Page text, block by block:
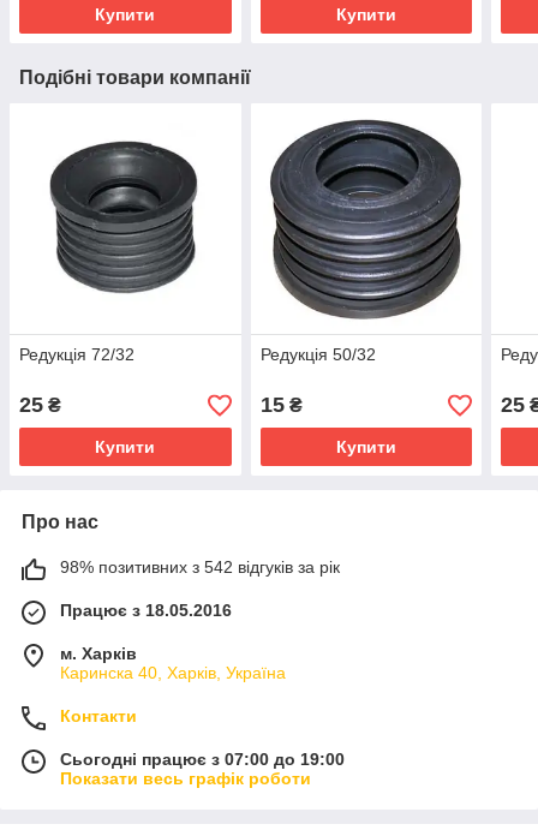
Купити Купити
Подібні товари компанії
Редукція 72/32
25 ₴
Купити
Редукція 50/32
15₴
Купити
25
Про нас
98% позитивних з 542 відгуків за рік
Працює з 18.05.2016
м. Харків
Каринска 40, Харків, Україна
Контакти
Сьогодні працює з 07:00 до 19:00
Показати весь графік роботи